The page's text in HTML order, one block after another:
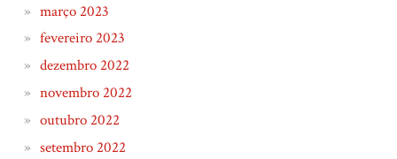
março 2023
fevereiro 2023
dezembro 2022
novembro 2022
outubro 2022
setembro 2022